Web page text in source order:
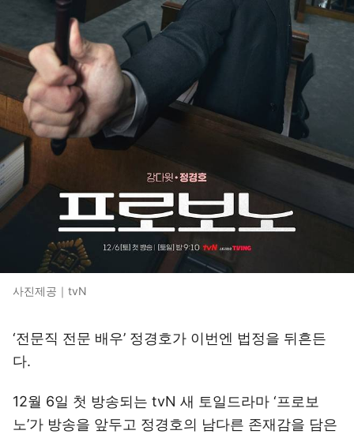
사진제공｜tvN
‘전문직 전문 배우’ 정경호가 이번엔 법정을 뒤흔든
다.
12월 6일 첫 방송되는 tvN 새 토일드라마 ‘프로보
노’가 방송을 앞두고 정경호의 남다른 존재감을 담은